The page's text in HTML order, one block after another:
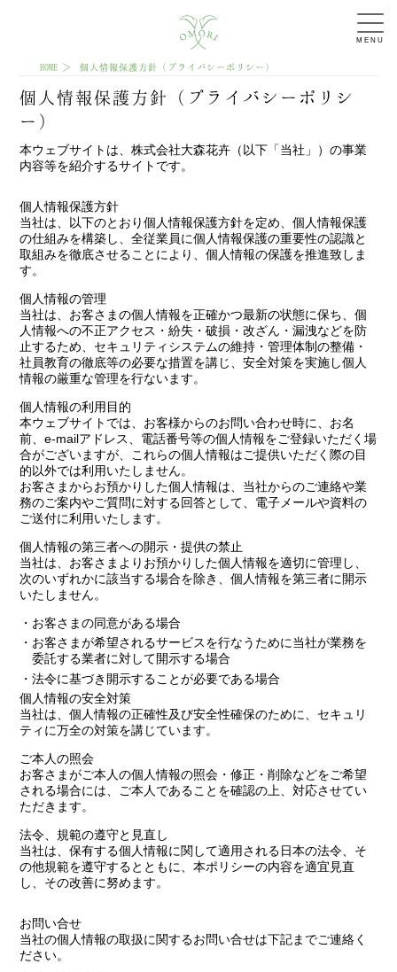
MENU
HOME 個人情報保護方針（プライバシーポリシー）
個人情報保護方針（プライバシーポリシ
ー）
本ウェブサイトは、株式会社大森花卉（以下「当社」）の事業
内容等を紹介するサイトです。
個人情報保護方針
当社は、以下のとおり個人情報保護方針を定め、個人情報保護
の仕組みを構築し、全従業員に個人情報保護の重要性の認識と
取組みを徹底させることにより、個人情報の保護を推進致しま
す。
個人情報の管理
当社は、お客さまの個人情報を正確かつ最新の状態に保ち、個
人情報への不正アクセス・紛失・破損・改ざん・漏洩などを防
止するため、セキュリティシステムの維持・管理体制の整備・
社員教育の徹底等の必要な措置を講じ、安全対策を実施し個人
情報の厳重な管理を行ないます。
個人情報の利用目的
本ウェブサイトでは、お客様からのお問い合わせ時に、お名
前、e-mailアドレス、電話番号等の個人情報をご登録いただく場
合がございますが、これらの個人情報はご提供いただく際の目
的以外では利用いたしません。
お客さまからお預かりした個人情報は、当社からのご連絡や業
務のご案内やご質問に対する回答として、電子メールや資料の
ご送付に利用いたします。
個人情報の第三者への開示・提供の禁止
当社は、お客さまよりお預かりした個人情報を適切に管理し、
次のいずれかに該当する場合を除き、個人情報を第三者に開示
いたしません。
・お客さまの同意がある場合
・お客さまが希望されるサービスを行なうために当社が業務を
委託する業者に対して開示する場合
・法令に基づき開示することが必要である場合
個人情報の安全対策
当社は、個人情報の正確性及び安全性確保のために、セキュリ
ティに万全の対策を講じています。
ご本人の照会
お客さまがご本人の個人情報の照会・修正・削除などをご希望
される場合には、ご本人であることを確認の上、対応させてい
ただきます。
法令、規範の遵守と見直し
当社は、保有する個人情報に関して適用される日本の法令、そ
の他規範を遵守するとともに、本ポリシーの内容を適宜見直
し、その改善に努めます。
お問い合せ
当社の個人情報の取扱に関するお問い合せは下記までご連絡く
ださい。